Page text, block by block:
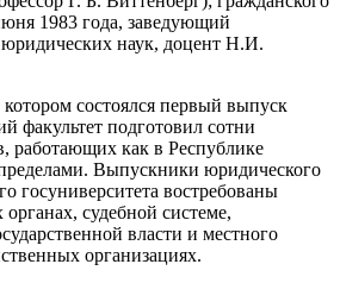
1983 года, заведующий
наук, доцент Н.И.
состоялся первый выпуск
факультет подготовил сотни
работающих как в Республике
Выпускники юридического
госуниверситета востребованы
судебной системе,
власти и местного
организациях.